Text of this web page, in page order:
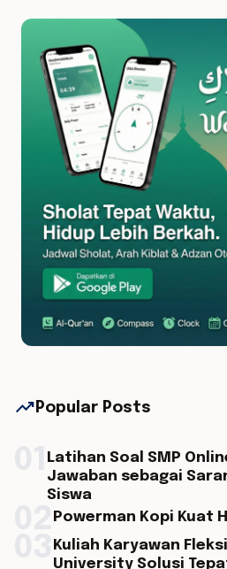
trending_up Popular Posts
Latihan Soal SMP
Jawaban sebagai
Siswa
Powerman Kopi Kuat
Kuliah Karyawan
University Solusi